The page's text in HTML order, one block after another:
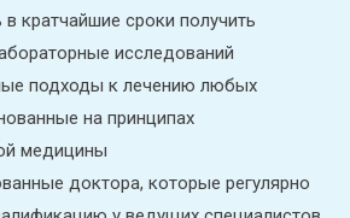
кратчайшие сроки получить
исследований
подходы к лечению любых
на принципах
медицины
доктора, которые регулярно